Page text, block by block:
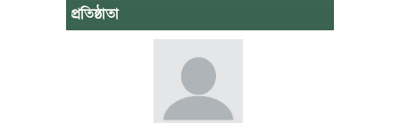
প্রতিষ্ঠাতা